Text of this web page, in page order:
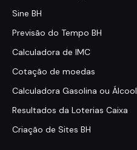
Sine BH
Previsão do Tempo BH
Calculadora de IMC
Cotação de moedas
Calculadora Gasolina ou Álcool
Resultados da Loterias Caixa
Criação de Sites BH